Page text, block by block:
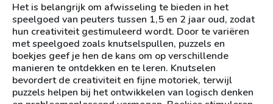
Het is belangrijk om afwisseling te bieden in het
speelgoed van peuters tussen 1,5 en 2 jaar oud, zodat
hun creativiteit gestimuleerd wordt. Door te variëren
met speelgoed zoals knutselspullen, puzzels en
boekjes geef je hen de kans om op verschillende
manieren te ontdekken en te leren. Knutselen
bevordert de creativiteit en fijne motoriek, terwijl
puzzels helpen bij het ontwikkelen van logisch denken